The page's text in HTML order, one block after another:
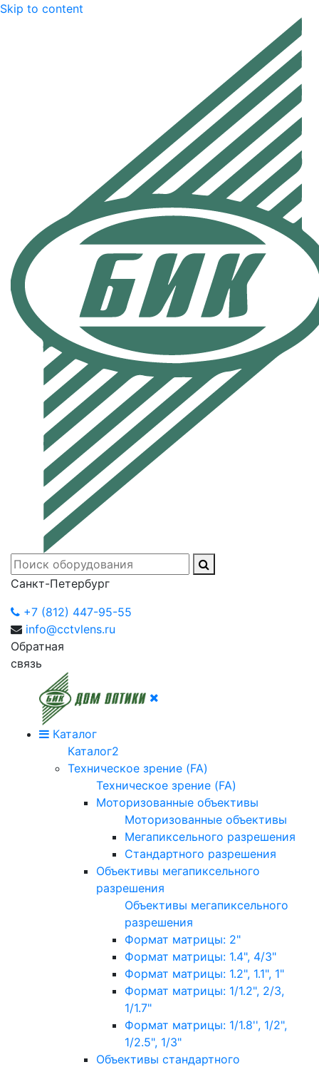
Skip to content
Санкт-Петербург
+7 (812) 447-95-55
info@cctvlens.ru
Обратная
связь
Каталог
Каталог2
Техническое зрение (FA)
Техническое зрение (FA)
Моторизованные объективы
Моторизованные объективы
Мегапиксельного разрешения
Стандартного разрешения
Объективы мегапиксельного
разрешения
Объективы мегапиксельного
разрешения
Формат матрицы: 2"
Формат матрицы: 1.4", 4/3"
Формат матрицы: 1.2", 1.1", 1"
Формат матрицы: 1/1.2", 2/3,
1/1.7"
Формат матрицы: 1/1.8'', 1/2",
1/2.5", 1/3"
Объективы стандартного